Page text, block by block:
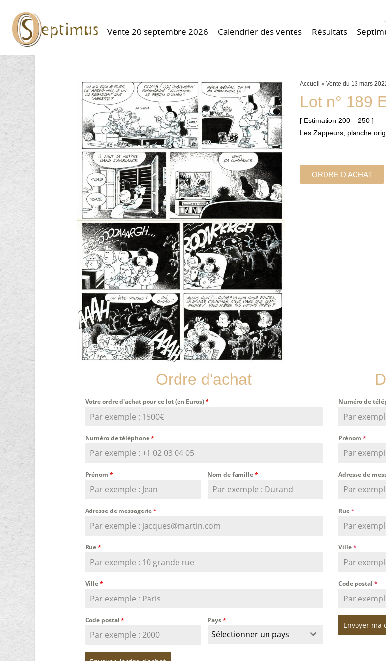
Vente 20 septembre 2026 Calendrier des ventes Résultats
Accueil »Vente du 13 mars
Lot n° 189
[ Estimation 200 – 250 ]
Les Zappeurs, planche
ORDRE D'ACHAT
Ordre d'achat
Votre ordre d'achat pour ce lot (en Euros)*
Numéro de téléphone*
Prénom * Nom de famille*
Adresse de messagerie*
Rue*
Ville*
Code postal * Pays*
Sélectionner un pays
Numéro de
Prénom *
Adresse de
Rue*
Ville*
Code postal *
Envoyer ma